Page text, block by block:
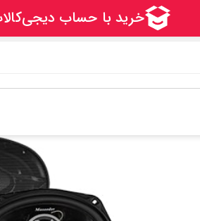
/ باند پاناتک مدل PCS-6933